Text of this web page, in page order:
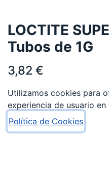
LOCTITE
Tubos de 1G
3,82 €
AÑADIR AL
Utilizamos cookies para
experiencia de usuario
Política de Cookies